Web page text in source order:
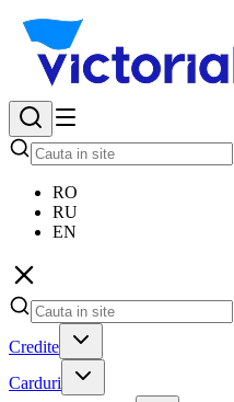
RO
RU
EN
Credite
Carduri